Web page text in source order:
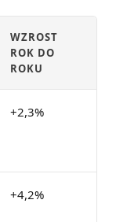
WZROST
ROK DO
ROKU
+2,3%
+4,2%